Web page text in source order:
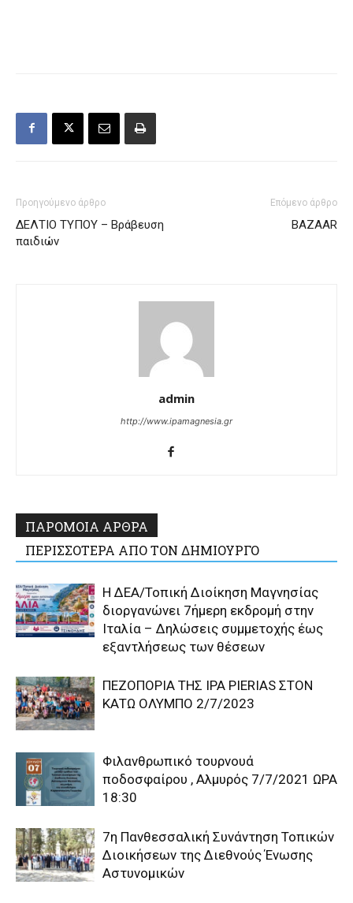
Προηγούμενο άρθρο
ΔΕΛΤΙΟ ΤΥΠΟΥ – Βράβευση
παιδιών
Επόμενο άρθρο
BAZAAR
admin
http://www.ipamagnesia.gr
ΠΑΡΟΜΟΙΑ ΑΡΘΡΑ
ΠΕΡΙΣΣΟΤΕΡΑ ΑΠΟ ΤΟΝ ΔΗΜΙΟΥΡΓΟ
Η ΔΕΑ/Τοπική Διοίκηση Μαγνησίας
διοργανώνει 7ήμερη εκδρομή στην
Ιταλία – Δηλώσεις συμμετοχής έως
εξαντλήσεως των θέσεων
ΠΕΖΟΠΟΡΙΑ ΤΗΣ IPA PIERIAS ΣΤΟΝ
ΚΑΤΩ ΟΛΥΜΠΟ 2/7/2023
Φιλανθρωπικό τουρνουά
ποδοσφαίρου , Αλμυρός 7/7/2021 ΩΡΑ
18:30
7η Πανθεσσαλική Συνάντηση Τοπικών
Διοικήσεων της Διεθνούς Ένωσης
Αστυνομικών